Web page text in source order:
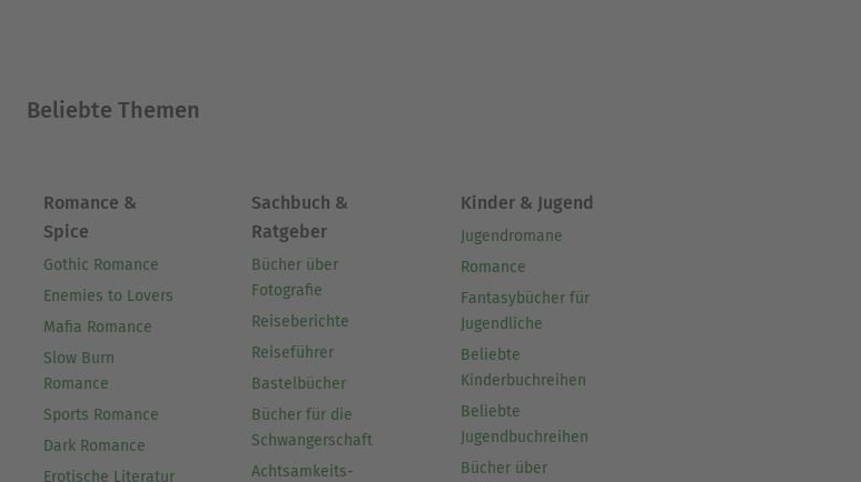
Beliebte Themen
Romance &
Spice
Gothic Romance
Enemies to Lovers
Mafia Romance
Slow Burn
Romance
Sports Romance
Dark Romance
Erotische Literatur
Sachbuch &
Ratgeber
Bücher über
Fotografie
Reiseberichte
Reiseführer
Bastelbücher
Bücher für die
Schwangerschaft
Achtsamkeits-
Kinder & Jugend
Jugendromane
Romance
Fantasybücher für
Jugendliche
Beliebte
Kinderbuchreihen
Beliebte
Jugendbuchreihen
Bücher über